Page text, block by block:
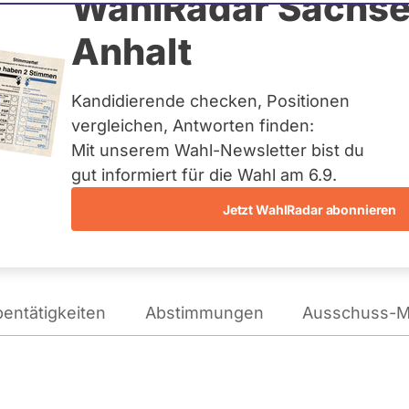
Anhalt
Kandidierende checken, Positionen
vergleichen, Antworten finden:
Mit unserem Wahl-Newsletter bist du
gut informiert für die Wahl am 6.9.
Jetzt WahlRadar abonnieren
Landesliste Bayern
Wie tickt Ates Gürpinar?
Abstimmungen Ausschuss-